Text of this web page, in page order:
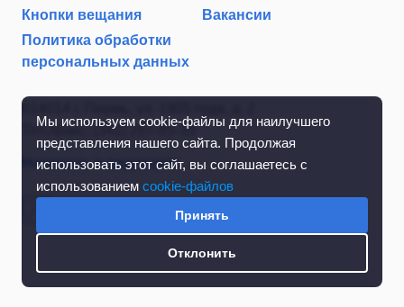
Мы используем cookie-файлы для наилучшего
представления нашего сайта. Продолжая
использовать этот сайт, вы соглашаетесь с
использованием cookie-файлов
Принять
Отклонить
Кнопки вещания
Вакансии
Политика обработки
персональных данных
Тел./факс: (342) 267-85-35
Написать в редакцию